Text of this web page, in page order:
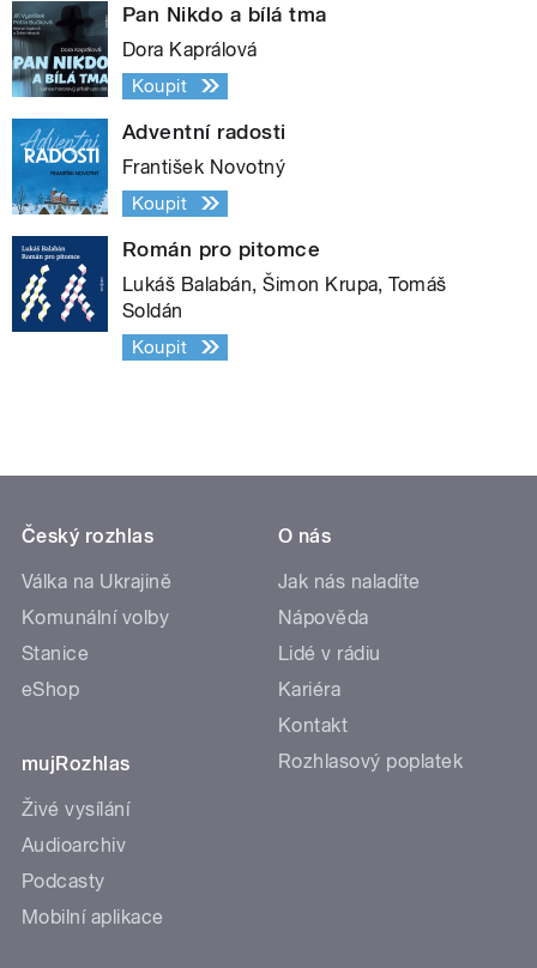
Pan Nikdo a bílá tma
Dora Kaprálová
Koupit
Adventní radosti
František Novotný
Koupit
Román pro pitomce
Lukáš Balabán, Šimon Krupa, Tomáš
Soldán
Koupit
Český rozhlas
Válka na Ukrajině
Komunální volby
Stanice
eShop
mujRozhlas
Živé vysílání
Audioarchiv
Podcasty
Mobilní aplikace
O nás
Jak nás naladíte
Nápověda
Lidé v rádiu
Kariéra
Kontakt
Rozhlasový poplatek